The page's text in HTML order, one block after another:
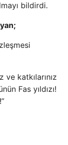
bildirdi.
ve katkılarınız
Fas yıldızı!